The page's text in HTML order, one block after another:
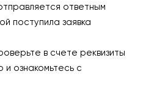
ответным
поступила заявка
в счете реквизиты
ознакомьтесь с